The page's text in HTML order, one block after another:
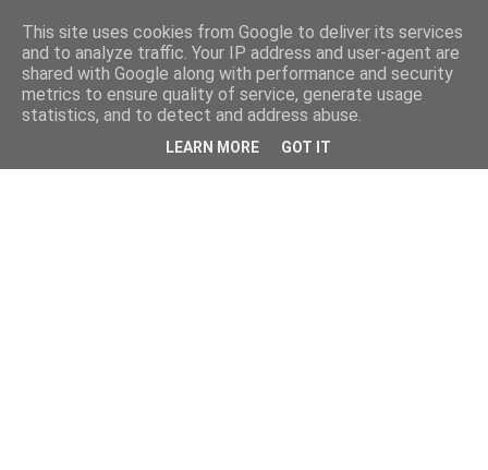
This site uses cookies from Google to deliver its services
and to analyze traffic. Your IP address and user-agent are
shared with Google along with performance and security
metrics to ensure quality of service, generate usage
statistics, and to detect and address abuse.
LEARN MORE GOT IT